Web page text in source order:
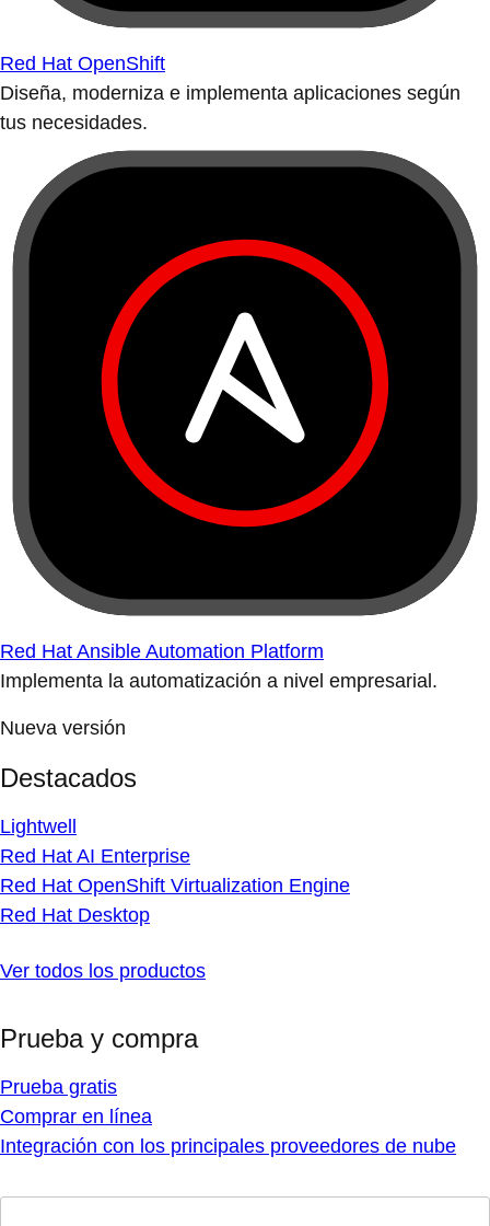
Red Hat OpenShift
Diseña, moderniza e implementa aplicaciones según
tus necesidades.
Red Hat Ansible Automation Platform
Implementa la automatización a nivel empresarial.
Nueva versión
Destacados
Lightwell
Red Hat AI Enterprise
Red Hat OpenShift Virtualization Engine
Red Hat Desktop
Ver todos los productos
Prueba y compra
Prueba gratis
Comprar en línea
Integración con los principales proveedores de nube